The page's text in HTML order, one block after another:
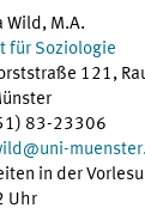
Wild, M.A.
für Soziologie
121,
83-23306
in der
Uhr